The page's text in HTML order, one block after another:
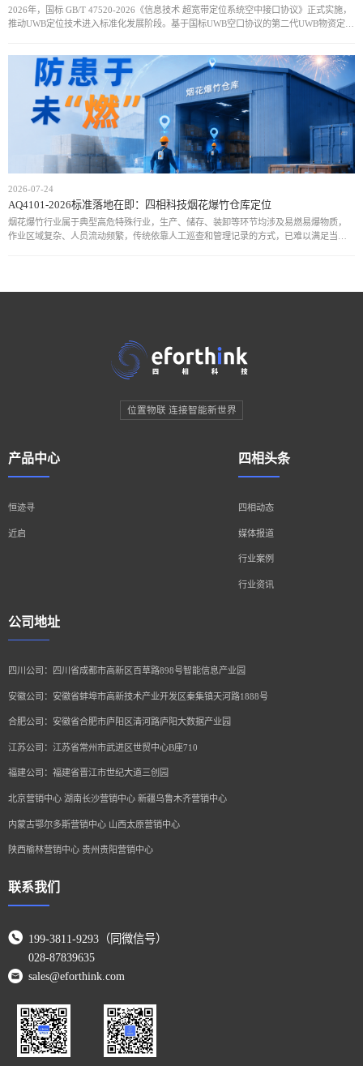
2026年，国标 GB/T 47520-2026《信息技术 超宽带定位系统空中接口协议》正式实施，
推动UWB定位技术进入标准化发展阶段。基于国标UWB空口协议的第二代UWB物资定位
2026-07-24
AQ4101-2026标准落地在即：四相科技烟花爆竹仓库定位
烟花爆竹行业属于典型高危特殊行业，生产、储存、装卸等环节均涉及易燃易爆物质，
作业区域复杂、人员流动频繁，传统依靠人工巡查和管理记录的方式，已难以满足当前
位置物联 连接智能新世界
产品中心
恒迹寻
近启
四相头条
四相动态
媒体报道
行业案例
行业资讯
公司地址
四川公司：四川省成都市高新区百草路898号智能信息产业园
安徽公司：安徽省蚌埠市高新技术产业开发区秦集镇天河路1888号
合肥公司：安徽省合肥市庐阳区清河路庐阳大数据产业园
江苏公司：江苏省常州市武进区世贸中心B座710
福建公司：福建省晋江市世纪大道三创园
北京营销中心 湖南长沙营销中心 新疆乌鲁木齐营销中心
内蒙古鄂尔多斯营销中心 山西太原营销中心
陕西榆林营销中心 贵州贵阳营销中心
联系我们
199-3811-9293（同微信号）
028-87839635
sales@eforthink.com